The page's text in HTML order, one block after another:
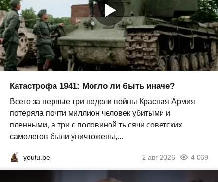
Катастрофа 1941: Могло ли быть иначе?
Всего за первые три недели войны Красная Армия
потеряла почти миллион человек убитыми и
пленными, а три с половиной тысячи советских
самолетов были уничтожены,...
youtu.be 2 авг 2026 4 069